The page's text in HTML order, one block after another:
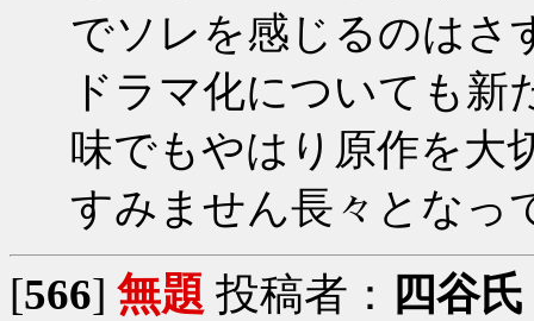
でソレを感じるのはさ
ドラマ化についても
味でもやはり原作を大
すみません長々となっ
[566] 無題 投稿者： 四谷氏